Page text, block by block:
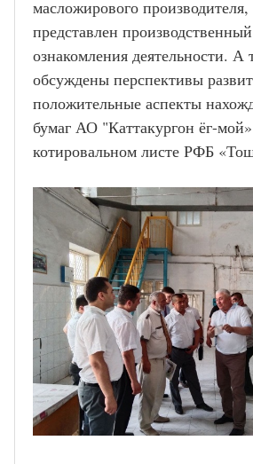
масложирового
представлен
ознакомления деятельности. А
обсуждены перспективы
положительные аспекты
бумаг АО "Каттакургон ёг-
котировальном листе РФБ